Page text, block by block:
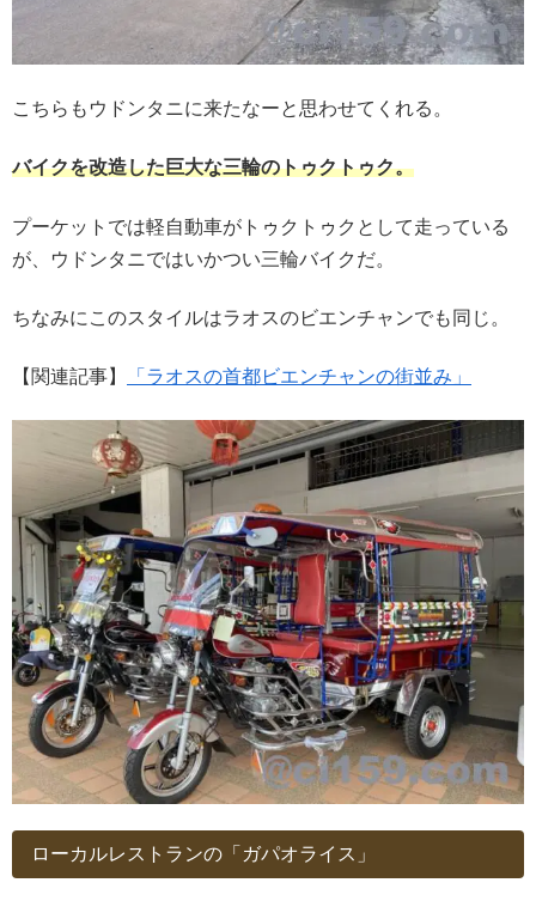
こちらもウドンタニに来たなーと思わせてくれる。
バイクを改造した巨大な三輪のトゥクトゥク。
プーケットでは軽自動車がトゥクトゥクとして走っている
が、ウドンタニではいかつい三輪バイクだ。
ちなみにこのスタイルはラオスのビエンチャンでも同じ。
【関連記事】 「ラオスの首都ビエンチャンの街並み」
ローカルレストランの「ガパオライス」